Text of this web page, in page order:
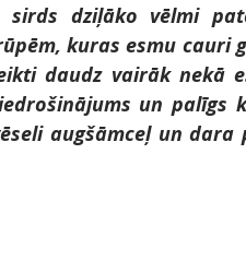
dziļāko vēlmi
kuras esmu cauri
daudz vairāk nekā
un palīgs
augšāmceļ un dara